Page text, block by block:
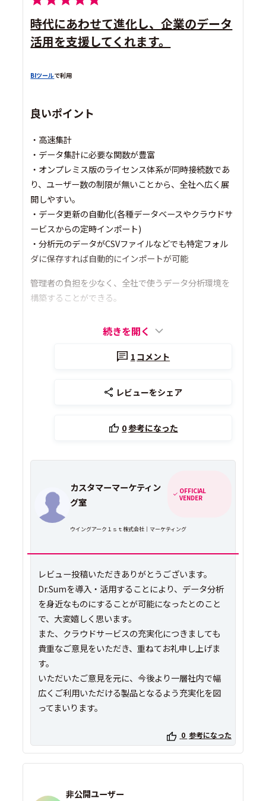
時代にあわせて進化し、企業のデータ
活用を支援してくれます。
BIツールで利用
良いポイント
・高速集計
・データ集計に必要な関数が豊富
・オンプレミス版のライセンス体系が同時接続数であ
り、ユーザー数の制限が無いことから、全社へ広く展
開しやすい。
・データ更新の自動化(各種データベースやクラウドサ
ービスからの定時インポート)
・分析元のデータがCSVファイルなどでも特定フォル
ダに保存すれば自動的にインポートが可能
管理者の負担を少なく、全社で使うデータ分析環境を
構築することができる。
続きを開く
1 コメント
レビューをシェア
0参考になった
カスタマーマーケティン
グ室
OFFICIAL
VENDER
ウイングアーク１ｓｔ株式会社｜マーケティング
レビュー投稿いただきありがとうございます。
Dr.Sumを導入・活用することにより、データ分析
を身近なものにすることが可能になったとのこと
で、大変嬉しく思います。
また、クラウドサービスの充実化につきましても
貴重なご意見をいただき、重ねてお礼申し上げま
す。
いただいたご意見を元に、今後より一層社内で幅
広くご利用いただける製品となるよう充実化を図
ってまいります。
0 参考になった
非公開ユーザー